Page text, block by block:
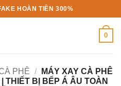
HOÀN TIỀN 300%
0
PHÊ /
MÁY XAY CÀ PHÊ
THIẾT BỊ BẾP Á ÂU TOÀN